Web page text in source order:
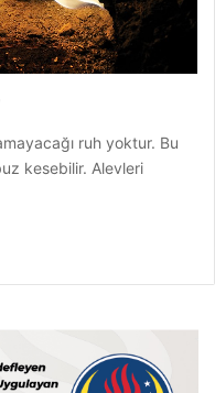
ruh yoktur. Bu
kesebilir. Alevleri